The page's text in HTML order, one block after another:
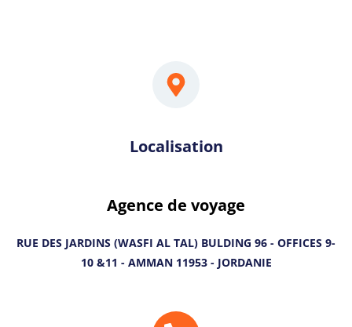
Localisation
Agence de voyage
RUE DES JARDINS (WASFI AL TAL) BULDING 96 - OFFICES 9-
10 &11 - AMMAN 11953 - JORDANIE